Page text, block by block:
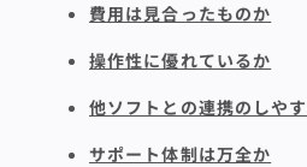
費用は見合ったものか
操作性に優れているか
他ソフトとの連携のしや
サポート体制は万全か